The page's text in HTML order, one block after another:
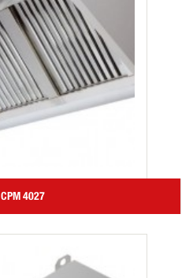
CPM 4027